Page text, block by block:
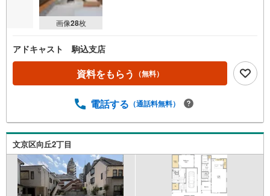
画像28枚
アドキャスト 駒込支店
資料をもらう （無料）
電話する （通話料無料）
文京区向丘2丁目